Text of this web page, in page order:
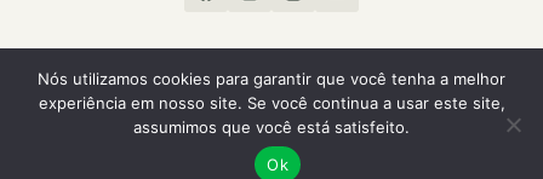
© 2026 Sou Sabará
Nós utilizamos cookies para garantir que você tenha a melhor
experiência em nosso site. Se você continua a usar este site,
assumimos que você está satisfeito.
Ok